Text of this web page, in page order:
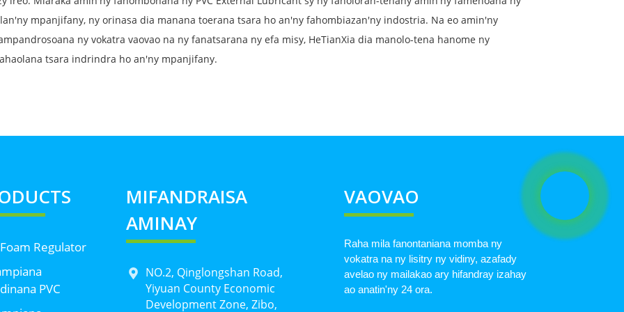
mpanjifany, ny orinasa dia manana toerana tsara ho an'ny fahombiazan'ny indostria. Na eo amin'ny
ny vokatra vaovao na ny fanatsarana ny efa misy, HeTianXia dia manolo-tena hanome ny
tsara indrindra ho an'ny mpanjifany.
Foam Regulator
PVC
MIFANDRAISA
AMINAY
NO.2, Qinglongshan Road,
Yiyuan County Economic
Development Zone, Zibo,
VAOVAO
Raha mila fanontaniana momba ny
vokatra na ny lisitry ny vidiny, azafady
avelao ny mailakao ary hifandray izahay
ao anatin'ny 24 ora.